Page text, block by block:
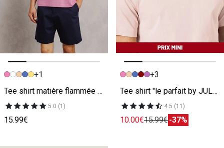
Image précédente
Image suivante
+1
Tee shirt matière flammée broderie poitrine rose
5.0 (1)
15.99€
Image précédente
Image suivante
+3
Tee shirt "le parfait by JULES" rose
4.5 (11)
10.00€15.99€-37%